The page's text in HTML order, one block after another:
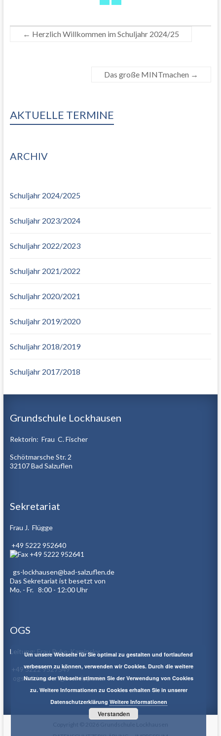
← Herzlich Willkommen im Schuljahr 2024/25
Das große MINTmachen →
AKTUELLE TERMINE
ARCHIV
Schuljahr 2024/2025
Schuljahr 2023/2024
Schuljahr 2022/2023
Schuljahr 2021/2022
Schuljahr 2020/2021
Schuljahr 2019/2020
Schuljahr 2018/2019
Schuljahr 2017/2018
Grundschule Lockhausen
Rektorin: Frau C. Fischer
Schötmarsche Str. 2
32107 Bad Salzuflen
Sekretariat
Frau J. Flügge
+49 5222 952640
+49 5222 952641
gs-lockhausen@bad-salzuflen.de
Das Sekretariat ist besetzt von
Mo. - Fr. 8:00 - 12:00 Uhr
OGS
Leitung: Frau Puke-Kaminsky
+49 5222 9527549
ogslockhausen@awo-lippe.de
Um unsere Webseite für Sie optimal zu gestalten und fortlaufend
verbessern zu können, verwenden wir Cookies. Durch die weitere
Nutzung der Webseite stimmen Sie der Verwendung von Cookies
zu. Weitere Informationen zu Cookies erhalten Sie in unserer
Datenschutzerklärung Weitere Informationen
Verstanden